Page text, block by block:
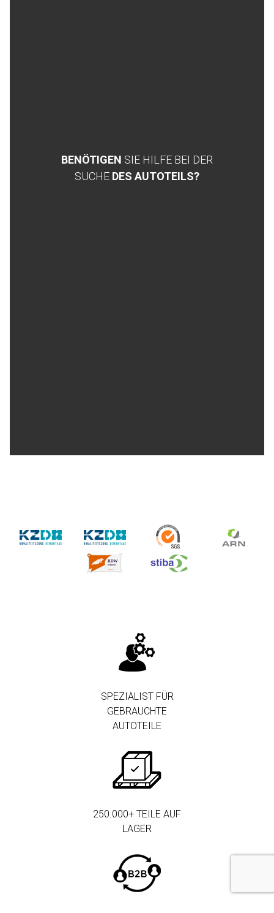
BENÖTIGEN SIE HILFE BEI DER
SUCHE DES AUTOTEILS?
SPEZIALIST FÜR
GEBRAUCHTE
AUTOTEILE
250.000+ TEILE AUF
LAGER